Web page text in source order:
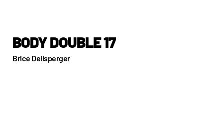
BODY DOUBLE 17
Brice Dellsperger